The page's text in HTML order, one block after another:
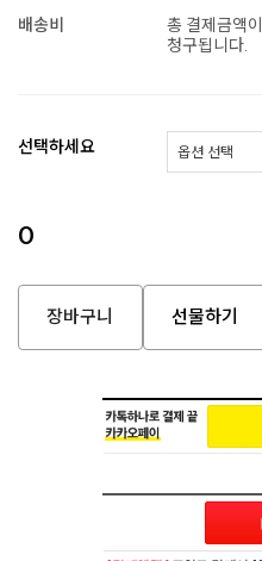
배송비
총 결제금액
청구됩니다.
선택하세요
0
장바구니 선물하기